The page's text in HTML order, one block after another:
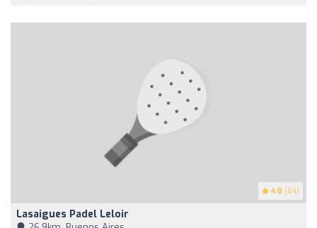
4.8 (64)
Lasaigues Padel Leloir